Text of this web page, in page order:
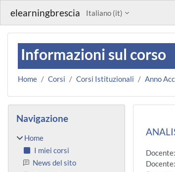
elearningbrescia Italiano ‎(it)‎
Informazioni sul corso
Home Corsi Corsi Istituzionali Anno
Blocchi
Navigazione
Home
I miei corsi
News del sito